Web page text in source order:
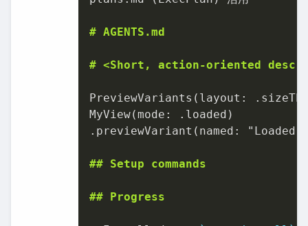
# AGENTS.md
# <Short, action-oriented
PreviewVariants(layout:
MyView(mode: .loaded)
.previewVariant(named:
## Setup commands
## Progress